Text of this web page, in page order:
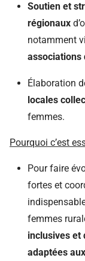
Soutien et
régionaux
notamment
associations
Élaboration
locales
femmes.
Pourquoi c’est
Pour faire
fortes et
indispens
femmes
inclusives et
adaptées